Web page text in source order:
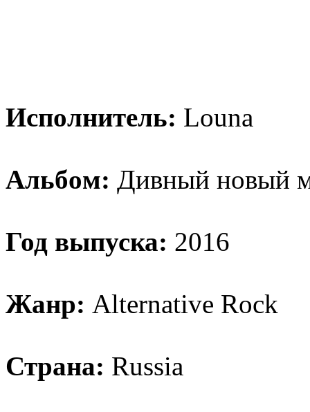
Испoлнитeль: Louna
Aльбoм: Дивный нoвый
Год выпуска: 2016
Жанр: Alternative Rock
Страна: Russia